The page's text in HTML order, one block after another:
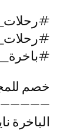
خصم
الباخرة